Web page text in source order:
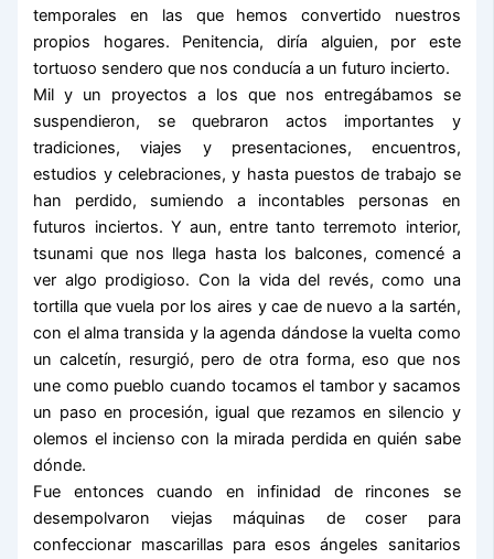
temporales en las que hemos convertido nuestros
propios hogares. Penitencia, diría alguien, por este
tortuoso sendero que nos conducía a un futuro incierto.
Mil y un proyectos a los que nos entregábamos se
suspendieron, se quebraron actos importantes y
tradiciones, viajes y presentaciones, encuentros,
estudios y celebraciones, y hasta puestos de trabajo se
han perdido, sumiendo a incontables personas en
futuros inciertos. Y aun, entre tanto terremoto interior,
tsunami que nos llega hasta los balcones, comencé a
ver algo prodigioso. Con la vida del revés, como una
tortilla que vuela por los aires y cae de nuevo a la sartén,
con el alma transida y la agenda dándose la vuelta como
un calcetín, resurgió, pero de otra forma, eso que nos
une como pueblo cuando tocamos el tambor y sacamos
un paso en procesión, igual que rezamos en silencio y
olemos el incienso con la mirada perdida en quién sabe
dónde.
Fue entonces cuando en infinidad de rincones se
desempolvaron viejas máquinas de coser para
confeccionar mascarillas para esos ángeles sanitarios